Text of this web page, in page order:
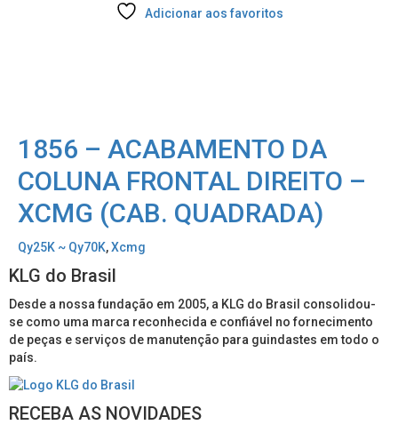
Adicionar aos favoritos
1856 – ACABAMENTO DA
COLUNA FRONTAL DIREITO –
XCMG (CAB. QUADRADA)
Qy25K ~ Qy70K,Xcmg
KLG do Brasil
Desde a nossa fundação em 2005, a KLG do Brasil consolidou-
se como uma marca reconhecida e confiável no fornecimento
de peças e serviços de manutenção para guindastes em todo o
país.
RECEBA AS NOVIDADES